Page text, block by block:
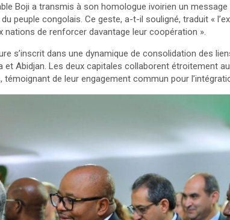
Boji a transmis à son homologue ivoirien un
peuple congolais. Ce geste, a-t-il souligné, traduit «
de renforcer davantage leur coopération ».
s’inscrit dans une dynamique de consolidation des
Abidjan. Les deux capitales collaborent étroitement
de leur engagement commun pour